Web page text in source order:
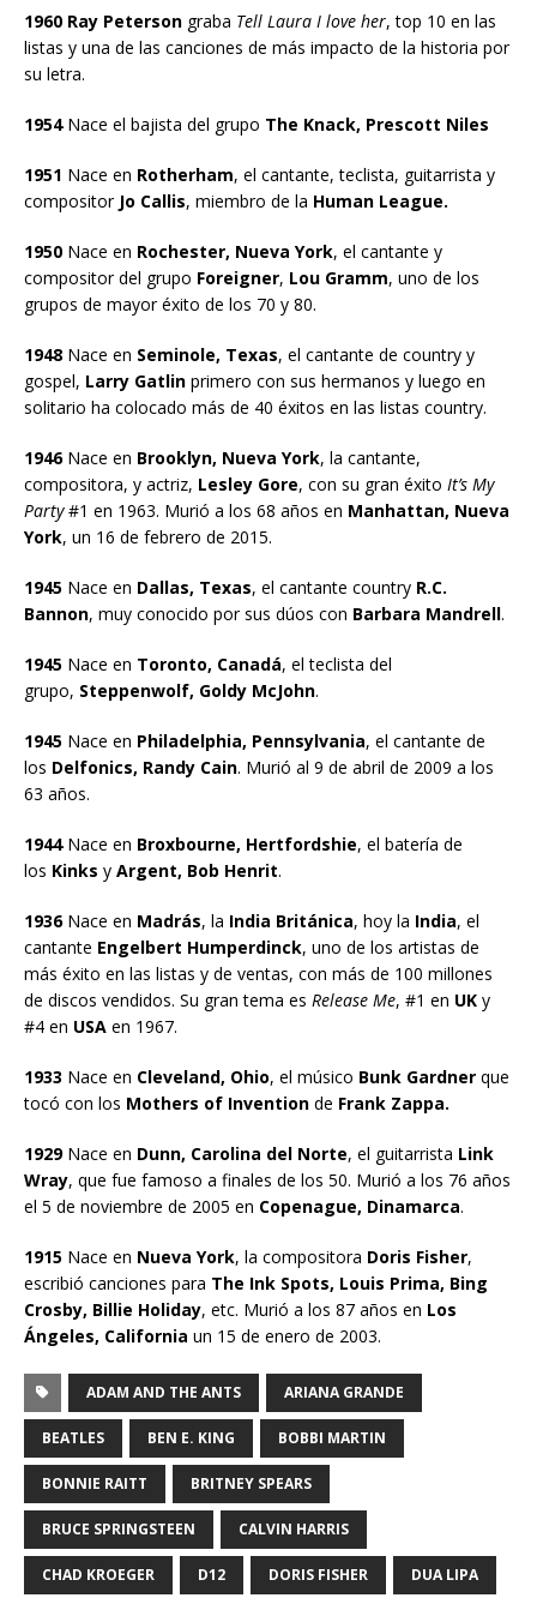
1960 Ray Peterson graba Tell Laura I love her, top 10 en las
listas y una de las canciones de más impacto de la historia por
su letra.
1954Nace el bajista del grupo The Knack, Prescott Niles
1951 Nace en Rotherham, el cantante, teclista, guitarrista y
compositor Jo Callis, miembro de la Human League.
1950 Nace en Rochester, Nueva York, el cantante y
compositor del grupo Foreigner, Lou Gramm, uno de los
grupos de mayor éxito de los 70 y 80.
1948 Nace en Seminole, Texas, el cantante de country y
gospel, Larry Gatlin primero con sus hermanos y luego en
solitario ha colocado más de 40 éxitos en las listas country.
1946Nace en Brooklyn, Nueva York, la cantante,
compositora, y actriz, Lesley Gore, con su gran éxito It’s My
Party#1 en 1963. Murió a los 68 años en Manhattan, Nueva
York, un 16 de febrero de 2015.
1945 Nace en Dallas, Texas, el cantante country R.C.
Bannon, muy conocido por sus dúos con Barbara Mandrell.
1945 Nace en Toronto, Canadá, el teclista del
grupo, Steppenwolf, Goldy McJohn.
1945 Nace en Philadelphia, Pennsylvania, el cantante de
los Delfonics, Randy Cain. Murió al 9 de abril de 2009 a los
63 años.
1944Nace en Broxbourne, Hertfordshie, el batería de
los Kinks y Argent, Bob Henrit.
1936Nace en Madrás, la India Británica, hoy la India, el
cantante Engelbert Humperdinck, uno de los artistas de
más éxito en las listas y de ventas, con más de 100 millones
de discos vendidos. Su gran tema es Release Me, #1 en UK y
#4 en USA en 1967.
1933 Nace en Cleveland, Ohio, el músico Bunk Gardner que
tocó con los Mothers of Invention de Frank Zappa.
1929Nace en Dunn, Carolina del Norte, el guitarrista Link
Wray, que fue famoso a finales de los 50. Murió a los 76 años
el 5 de noviembre de 2005 en Copenague, Dinamarca.
1915 Nace en Nueva York, la compositora Doris Fisher,
escribió canciones para The Ink Spots, Louis Prima, Bing
Crosby, Billie Holiday, etc. Murió a los 87 años en Los
Ángeles, California un 15 de enero de 2003.
ADAM AND THE ANTS ARIANA GRANDE
BEATLES BEN E. KING BOBBI MARTIN
BONNIE RAITT BRITNEY SPEARS
BRUCE SPRINGSTEEN CALVIN HARRIS
CHAD KROEGER D12 DORIS FISHER DUA LIPA